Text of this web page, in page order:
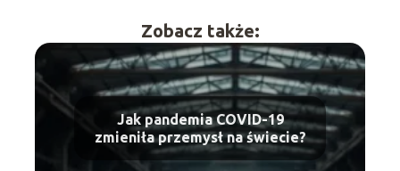
Zobacz także:
Jak pandemia COVID-19
zmieniła przemysł na świecie?